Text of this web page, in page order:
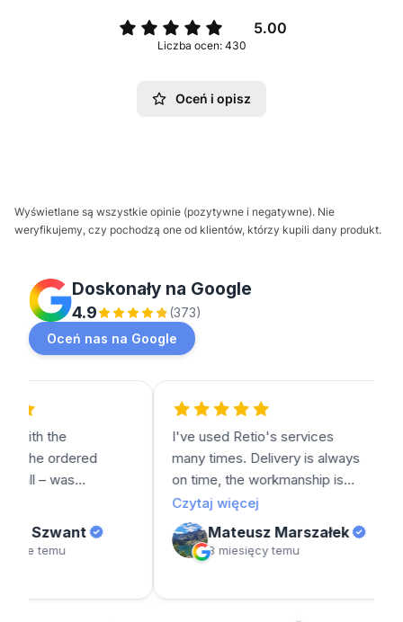
5.00
Liczba ocen: 430
Oceń i opisz
Wyświetlane są wszystkie opinie (pozytywne i negatywne). Nie
weryfikujemy, czy pochodzą one od klientów, którzy kupili dany produkt.